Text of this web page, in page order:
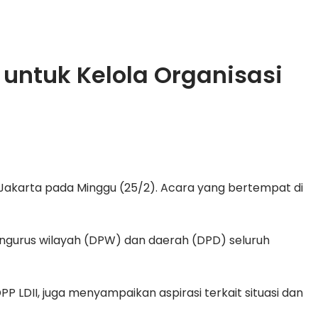
Kelola Organisasi
pada Minggu (25/2). Acara yang bertempat di
wilayah (DPW) dan daerah (DPD) seluruh
LDII, juga menyampaikan aspirasi terkait situasi dan